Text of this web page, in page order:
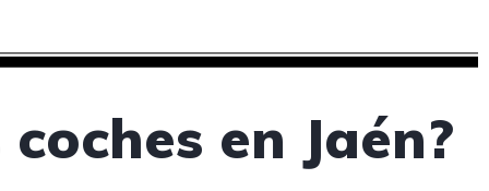
en Jaén?